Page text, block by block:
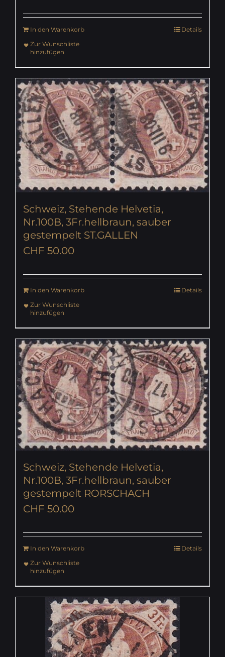
In den Warenkorb
Details
Zur Wunschliste
hinzufügen
Schweiz, Stehende Helvetia,
Nr.100B, 3Fr.hellbraun, sauber
gestempelt ST.GALLEN
CHF 50.00
In den Warenkorb
Details
Zur Wunschliste
hinzufügen
Schweiz, Stehende Helvetia,
Nr.100B, 3Fr.hellbraun, sauber
gestempelt RORSCHACH
CHF 50.00
In den Warenkorb
Details
Zur Wunschliste
hinzufügen